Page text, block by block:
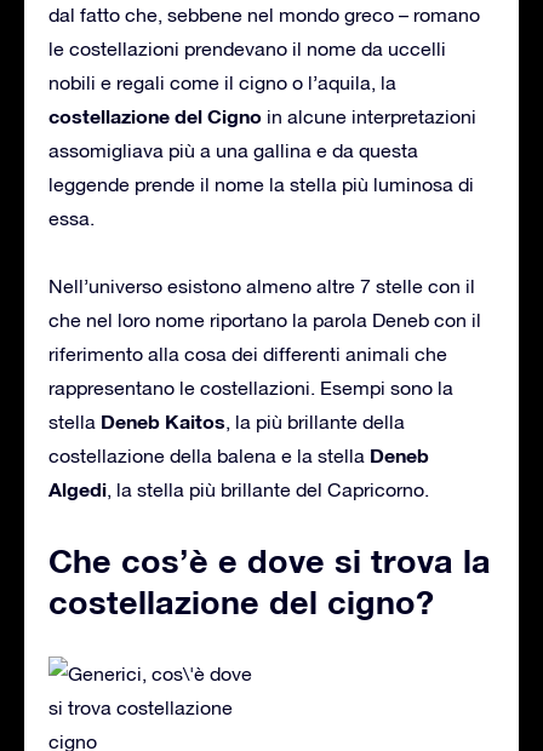
dal fatto che, sebbene nel mondo greco – romano
le costellazioni prendevano il nome da uccelli
nobili e regali come il cigno o l’aquila, la
costellazione del Cigno in alcune interpretazioni
assomigliava più a una gallina e da questa
leggende prende il nome la stella più luminosa di
essa.
Nell’universo esistono almeno altre 7 stelle con il
che nel loro nome riportano la parola Deneb con il
riferimento alla cosa dei differenti animali che
rappresentano le costellazioni. Esempi sono la
stella Deneb Kaitos, la più brillante della
costellazione della balena e la stella Deneb
Algedi, la stella più brillante del Capricorno.
Che cos’è e dove si trova la
costellazione del cigno?